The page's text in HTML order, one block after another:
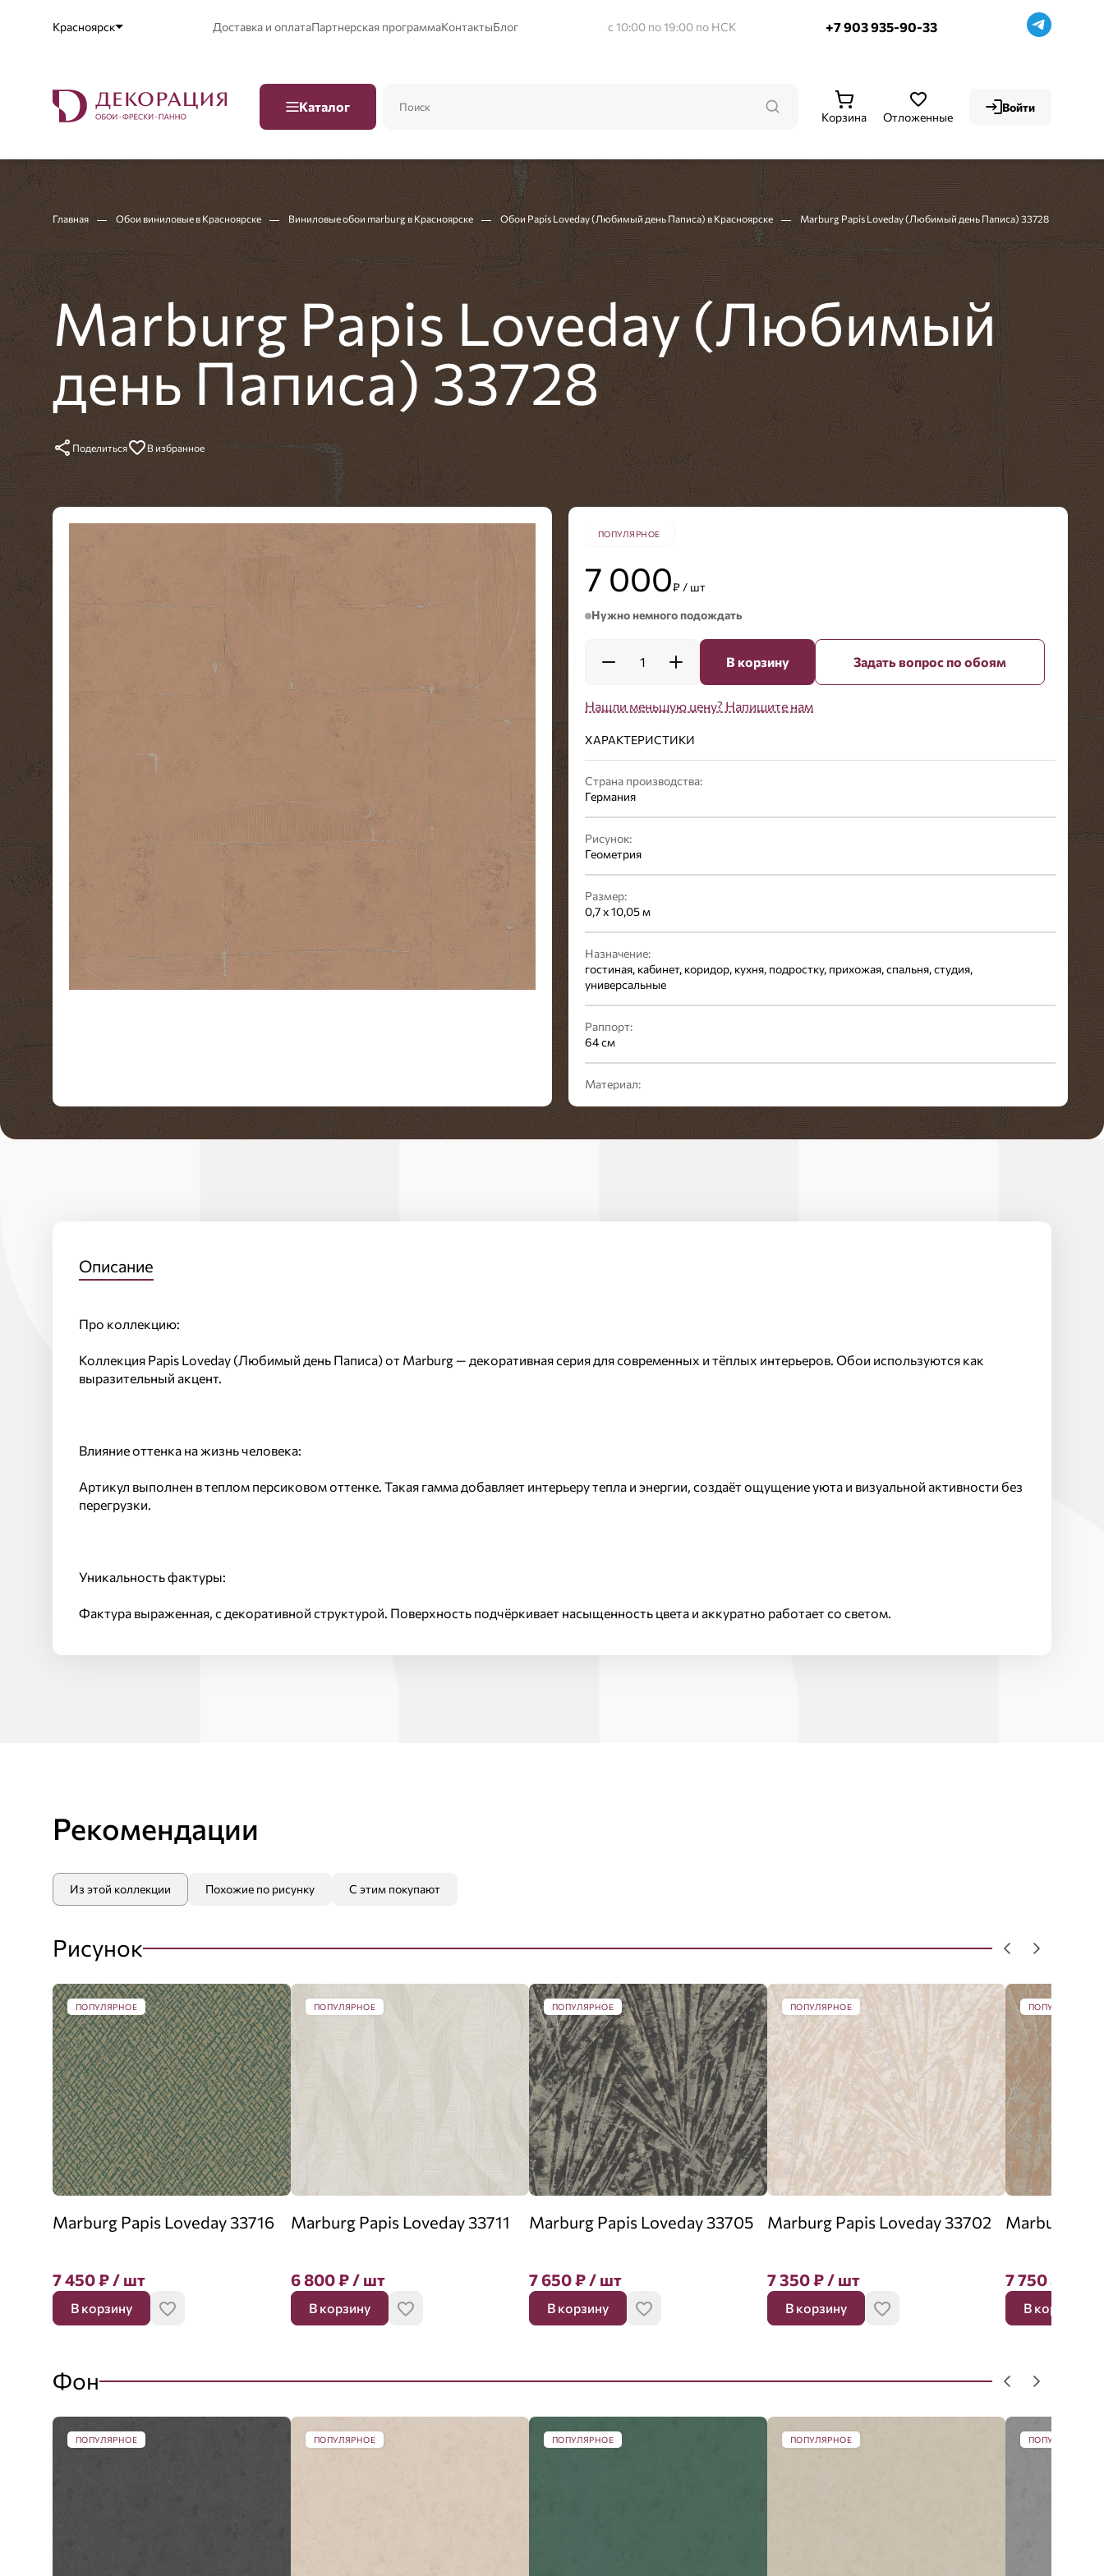
Красноярск Доставка и оплатаПартнерская программаКонтактыБлог с 10:00 по 19:00 по НСК +7 903 935-90-33
Каталог
Отложенные
Корзина
Войти
Главная Обои виниловые в Красноярске Виниловые обои marburg в Красноярске Обои Papis Loveday (Любимый день Паписа) в Красноярске Marburg Papis Loveday (Любимый день Паписа) 33728
Marburg Papis Loveday (Любимый
день Паписа) 33728
Поделиться В избранное
ПОПУЛЯРНОЕ
7 000₽ / шт
Нужно немного подождать
1 В корзину Задать вопрос по обоям
Нашли меньшую цену? Напишите нам
ХАРАКТЕРИСТИКИ
Страна производства:
Германия
Рисунок:
Геометрия
Размер:
0,7 x 10,05 м
Назначение:
гостиная, кабинет, коридор, кухня, подростку, прихожая, спальня, студия,
универсальные
Раппорт:
64 см
Материал:
Стиль:
Описание
Про коллекцию:
Коллекция Papis Loveday (Любимый день Паписа) от Marburg — декоративная серия для современных и тёплых интерьеров. Обои используются как
выразительный акцент.
Влияние оттенка на жизнь человека:
Артикул выполнен в теплом персиковом оттенке. Такая гамма добавляет интерьеру тепла и энергии, создаёт ощущение уюта и визуальной активности без
перегрузки.
Уникальность фактуры:
Фактура выраженная, с декоративной структурой. Поверхность подчёркивает насыщенность цвета и аккуратно работает со светом.
Рекомендации
Из этой коллекции Похожие по рисунку С этим покупают
Рисунок
ПОПУЛЯРНОЕ
Marburg Papis Loveday 33716
7 450₽/ шт
В корзину
ПОПУЛЯРНОЕ
Marburg Papis Loveday 33711
6 800₽/ шт
В корзину
ПОПУЛЯРНОЕ
Marburg Papis Loveday 33705
7 650₽/ шт
В корзину
ПОПУЛЯРНОЕ
Marburg Papis Loveday 33702
7 350₽/ шт
В корзину
ПОПУЛЯРНОЕ
Marburg
7 750₽
В корзину
Фон
ПОПУЛЯРНОЕ ПОПУЛЯРНОЕ ПОПУЛЯРНОЕ ПОПУЛЯРНОЕ ПОПУЛЯРНОЕ